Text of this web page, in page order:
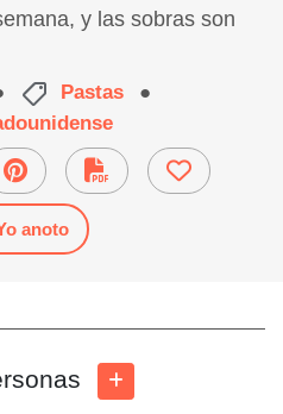
y las sobras son
Pastas
●
anoto